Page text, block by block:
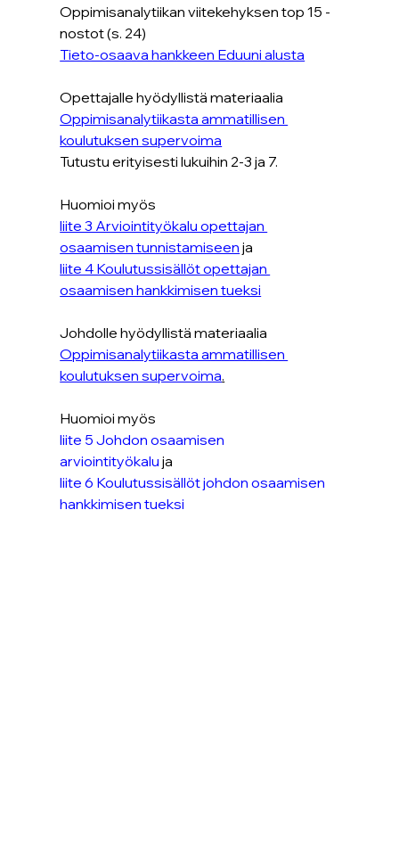
Oppimisanalytiikan viitekehyksen top 15 -
nostot (s. 24)
Tieto-osaava hankkeen Eduuni alusta
Opettajalle hyödyllistä materiaalia
Oppimisanalytiikasta ammatillisen
koulutuksen supervoima
Tutustu erityisesti lukuihin 2-3 ja 7.
Huomioi myös
liite 3 Arviointityökalu opettajan
osaamisen tunnistamiseen ja
liite 4 Koulutussisällöt opettajan
osaamisen hankkimisen tueksi
Johdolle hyödyllistä materiaalia
Oppimisanalytiikasta ammatillisen
koulutuksen supervoima.
Huomioi myös
liite 5 Johdon osaamisen
arviointityökalu ja
liite 6 Koulutussisällöt johdon osaamisen
hankkimisen tueksi